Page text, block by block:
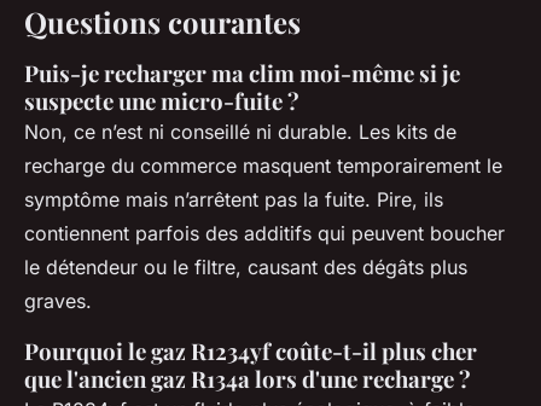
Questions courantes
Puis-je recharger ma clim moi-même si je
suspecte une micro-fuite ?
Non, ce n’est ni conseillé ni durable. Les kits de
recharge du commerce masquent temporairement le
symptôme mais n’arrêtent pas la fuite. Pire, ils
contiennent parfois des additifs qui peuvent boucher
le détendeur ou le filtre, causant des dégâts plus
graves.
Pourquoi le gaz R1234yf coûte-t-il plus cher
que l'ancien gaz R134a lors d'une recharge ?